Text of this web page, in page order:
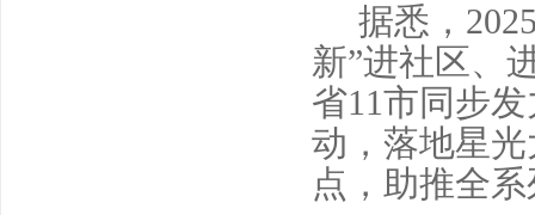
据悉，
新”进社区、
省11市同步
动，落地星
点，助推全